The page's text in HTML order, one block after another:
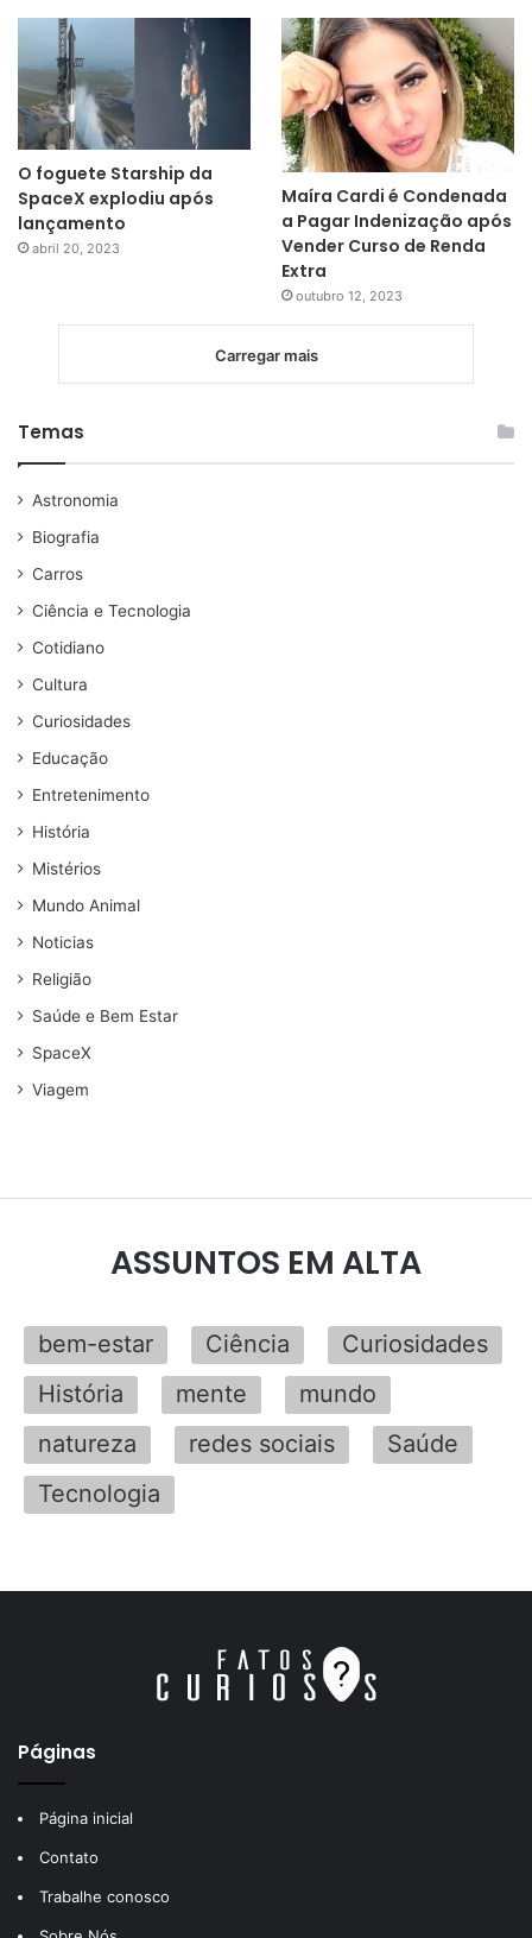
O foguete Starship da
SpaceX explodiu após
lançamento
abril 20, 2023
Maíra Cardi é Condenada
a Pagar Indenização após
Vender Curso de Renda
Extra
outubro 12, 2023
Carregar mais
Temas
Astronomia
Biografia
Carros
Ciência e Tecnologia
Cotidiano
Cultura
Curiosidades
Educação
Entretenimento
História
Mistérios
Mundo Animal
Noticias
Religião
Saúde e Bem Estar
SpaceX
Viagem
ASSUNTOS EM ALTA
bem-estar Ciência
Curiosidades
História
mente
mundo
natureza
redes sociais
Saúde
Tecnologia
Páginas
Página inicial
Contato
Trabalhe conosco